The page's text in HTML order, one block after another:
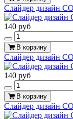
Слайдер дизайн
140 руб
В корзину
Слайдер дизайн
140 руб
В корзину
Слайдер дизайн